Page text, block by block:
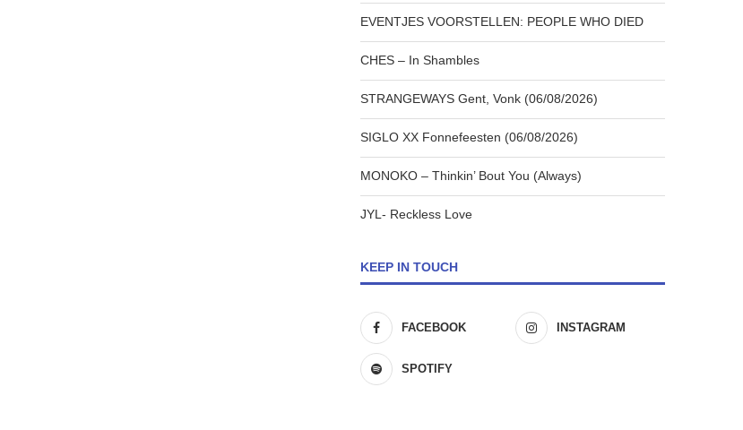
EVENTJES VOORSTELLEN: PEOPLE WHO DIED
CHES – In Shambles
STRANGEWAYS Gent, Vonk (06/08/2026)
SIGLO XX Fonnefeesten (06/08/2026)
MONOKO – Thinkin’ Bout You (Always)
JYL- Reckless Love
KEEP IN TOUCH
FACEBOOK INSTAGRAM
SPOTIFY